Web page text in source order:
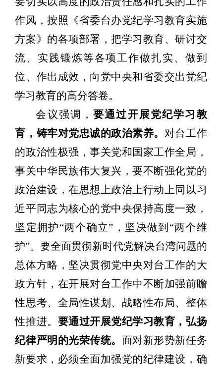
作风，按照《省委台办党纪学习教育实施
方案》的各项部署，把学习教育、研讨交
流、实践锻炼等各项工作做扎实、做到
位、作出成效，向党中央和省委交出党纪
学习教育的高分答卷。
会议强调，要通过开展党纪学习教
育，铸牢对党忠诚的政治素养。 对台工作
的政治性极强，事关党和国家工作全局，
事关中华民族伟大复兴，要不断强化党的
政治建设，在思想上政治上行动上同以习
近平同志为核心的党中央保持高度一致，
坚定拥护“两个确立”，坚决做到“两个维
护”。要全面贯彻新时代党解决台湾问题的
总体方略，坚决贯彻党中央对台工作的大
政方针，在开展对台工作中不断加强前瞻
性思考、全局性谋划、战略性布局、整体
性推进。 要通过开展党纪学习教育，弘扬
纪律严明的光荣传统。 面对新形势新任务
新要求，必须全面加强党的纪律建设，确